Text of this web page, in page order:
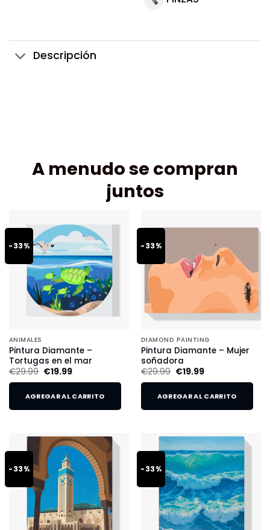
Descripción
A menudo se compran
juntos
-33%
ANIMALES
Pintura Diamante –
Tortugas en el mar
€29.99 €19.99
AGREGAR AL CARRITO
-33%
DIAMOND PAINTING
Pintura Diamante – Mujer
soñadora
€29.99 €19.99
AGREGAR AL CARRITO
-33% -33%